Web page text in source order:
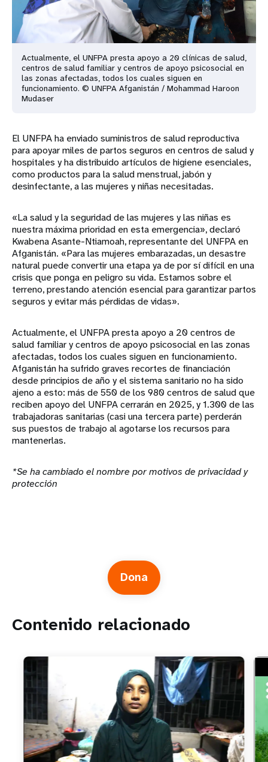
Actualmente, el UNFPA presta apoyo a 20 clínicas de salud,
centros de salud familiar y centros de apoyo psicosocial en
las zonas afectadas, todos los cuales siguen en
funcionamiento. © UNFPA Afganistán / Mohammad Haroon
Mudaser
El UNFPA ha enviado suministros de salud reproductiva
para apoyar miles de partos seguros en centros de salud y
hospitales y ha distribuido artículos de higiene esenciales,
como productos para la salud menstrual, jabón y
desinfectante, a las mujeres y niñas necesitadas.
«La salud y la seguridad de las mujeres y las niñas es
nuestra máxima prioridad en esta emergencia», declaró
Kwabena Asante-Ntiamoah, representante del UNFPA en
Afganistán. «Para las mujeres embarazadas, un desastre
natural puede convertir una etapa ya de por sí difícil en una
crisis que ponga en peligro su vida. Estamos sobre el
terreno, prestando atención esencial para garantizar partos
seguros y evitar más pérdidas de vidas».
Actualmente, el UNFPA presta apoyo a 20 centros de
salud familiar y centros de apoyo psicosocial en las zonas
afectadas, todos los cuales siguen en funcionamiento.
Afganistán ha sufrido graves recortes de financiación
desde principios de año y el sistema sanitario no ha sido
ajeno a esto: más de 550 de los 980 centros de salud que
reciben apoyo del UNFPA cerrarán en 2025, y 1.300 de las
trabajadoras sanitarias (casi una tercera parte) perderán
sus puestos de trabajo al agotarse los recursos para
mantenerlas.
*Se ha cambiado el nombre por motivos de privacidad y
protección
Dona
Contenido relacionado
El